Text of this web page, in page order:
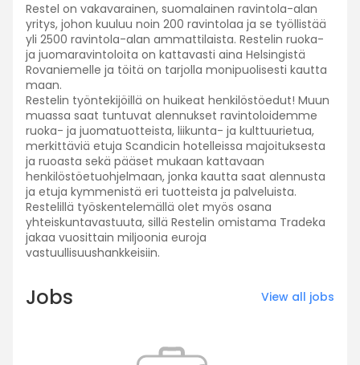
Restel on vakavarainen, suomalainen ravintola-alan
yritys, johon kuuluu noin 200 ravintolaa ja se työllistää
yli 2500 ravintola-alan ammattilaista. Restelin ruoka-
ja juomaravintoloita on kattavasti aina Helsingistä
Rovaniemelle ja töitä on tarjolla monipuolisesti kautta
maan.
Restelin työntekijöillä on huikeat henkilöstöedut! Muun
muassa saat tuntuvat alennukset ravintoloidemme
ruoka- ja juomatuotteista, liikunta- ja kulttuurietua,
merkittäviä etuja Scandicin hotelleissa majoituksesta
ja ruoasta sekä pääset mukaan kattavaan
henkilöstöetuohjelmaan, jonka kautta saat alennusta
ja etuja kymmenistä eri tuotteista ja palveluista.
Restelillä työskentelemällä olet myös osana
yhteiskuntavastuuta, sillä Restelin omistama Tradeka
jakaa vuosittain miljoonia euroja
vastuullisuushankkeisiin.
Jobs View all jobs